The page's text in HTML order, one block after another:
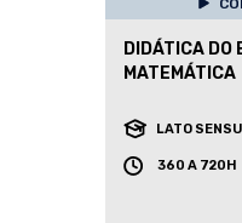
DIDÁTICA DO
MATEMÁTICA
LATO SENSU
360 A 720H